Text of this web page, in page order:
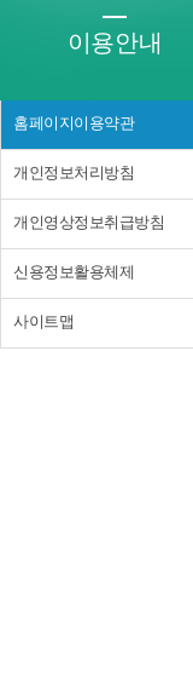
이용안내
홈페이지이용약관
개인정보처리방침
개인영상정보취급방침
신용정보활용체제
사이트맵